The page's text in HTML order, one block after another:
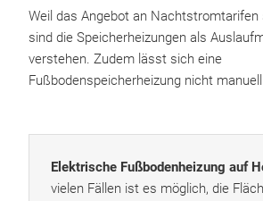
Weil das Angebot an
sind die Speicherheizungen als
verstehen. Zudem lässt sich eine
Fußbodenspeicherheizung nicht
Elektrische Fußbodenheizung auf
vielen Fällen ist es möglich, die